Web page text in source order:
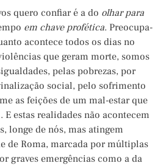
quero confiar é a do olhar para
em chave profética. Preocupa-
acontece todos os dias no
que geram morte, somos
pelas pobrezas, por
social, pelo sofrimento
as feições de um mal-estar que
estas realidades não acontecem
longe de nós, mas atingem
de Roma, marcada por múltiplas
graves emergências como a da